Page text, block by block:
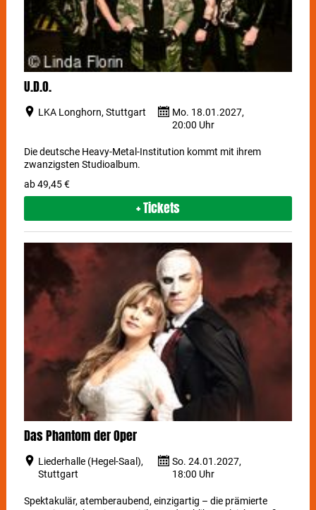
U.D.O.
LKA Longhorn, Stuttgart
Mo. 18.01.2027,
20:00 Uhr
Die deutsche Heavy-Metal-Institution kommt mit ihrem
zwanzigsten Studioalbum.
ab 49,45 €
+ Tickets
Das Phantom der Oper
Liederhalle (Hegel-Saal),
Stuttgart
So. 24.01.2027,
18:00 Uhr
Spektakulär, atemberaubend, einzigartig – die prämierte